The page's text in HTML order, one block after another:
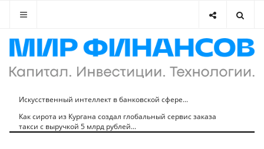
Искусственный интеллект в банковской сфере...
Как сирота из Кургана создал глобальный сервис заказа
такси с выручкой 5 млрд рублей...